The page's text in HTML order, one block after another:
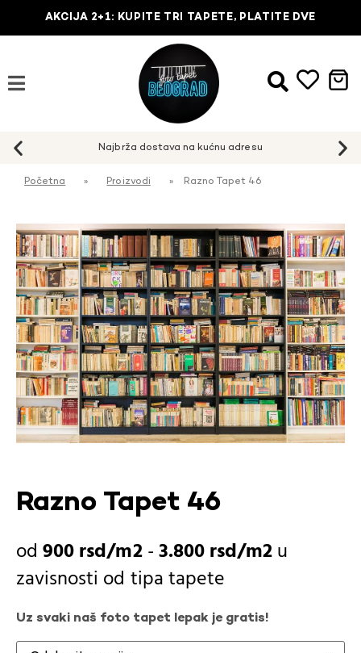
AKCIJA 2+1: KUPITE TRI TAPETE, PLATITE DVE
Najbrža dostava na kućnu adresu
Početna » Proizvodi » Razno Tapet 46
Razno Tapet 46
900rsd -3.800rsd
u
zavisnosti od tipa tapete
Uz svaki naš foto tapet lepak je gratis!